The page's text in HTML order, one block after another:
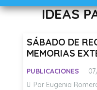
IDEAS
SÁBADO DE
MEMORIAS
PUBLICACIONES
Por Eugenia